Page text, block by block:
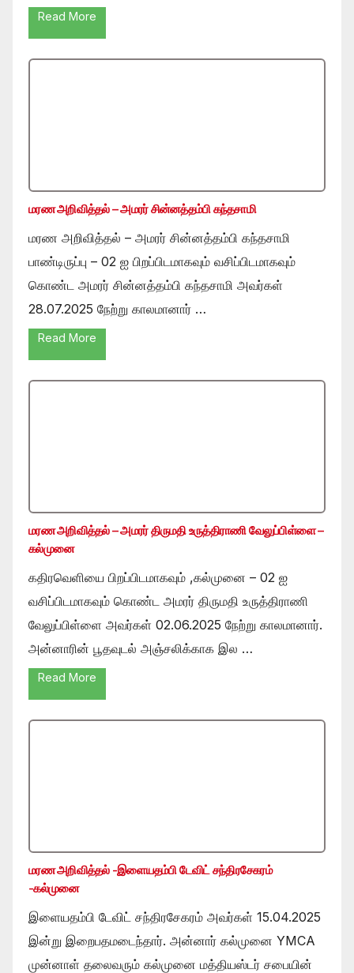
Read More
மரண அறிவித்தல் – அமரர் சின்னத்தம்பி கந்தசாமி
மரண அறிவித்தல் – அமரர் சின்னத்தம்பி கந்தசாமி
பாண்டிருப்பு – 02 ஐ பிறப்பிடமாகவும் வசிப்பிடமாகவும்
கொண்ட அமரர் சின்னத்தம்பி கந்தசாமி அவர்கள்
28.07.2025 நேற்று காலமானார் …
Read More
மரண அறிவித்தல் – அமரர் திருமதி உருத்திராணி வேலுப்பிள்ளை –
கல்முனை
கதிரவெளியை பிறப்பிடமாகவும் ,கல்முனை – 02 ஐ
வசிப்பிடமாகவும் கொண்ட அமரர் திருமதி உருத்திராணி
வேலுப்பிள்ளை அவர்கள் 02.06.2025 நேற்று காலமானார்.
அன்னாரின் பூதவுடல் அஞ்சலிக்காக இல …
Read More
மரண அறிவித்தல் -இளையதம்பி டேவிட் சந்திரசேகரம்
-கல்முனை
இளையதம்பி டேவிட் சந்திரசேகரம் அவர்கள் 15.04.2025
இன்று இறைபதமடைந்தார். அன்னார் கல்முனை YMCA
முன்னாள் தலைவரும் கல்முனை மத்தியஸ்டர் சபையின்